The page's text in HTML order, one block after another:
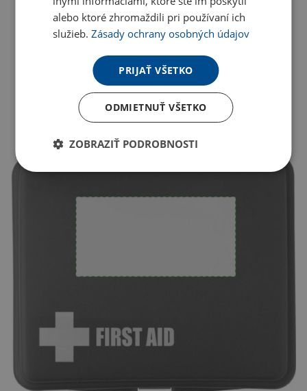
alebo ktoré zhromaždili pri používaní ich
služieb.Zásady ochrany osobných údajov
PRIJAŤ VŠETKO
ODMIETNUŤ VŠETKO
ZOBRAZIŤ PODROBNOSTI